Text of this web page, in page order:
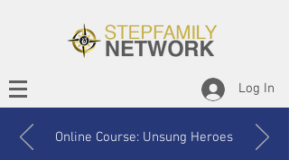
Log In
Online Course: Unsung Heroes